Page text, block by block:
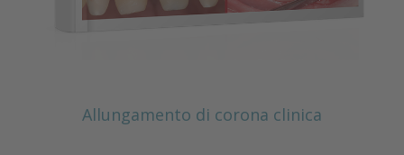
Allungamento di corona clinica